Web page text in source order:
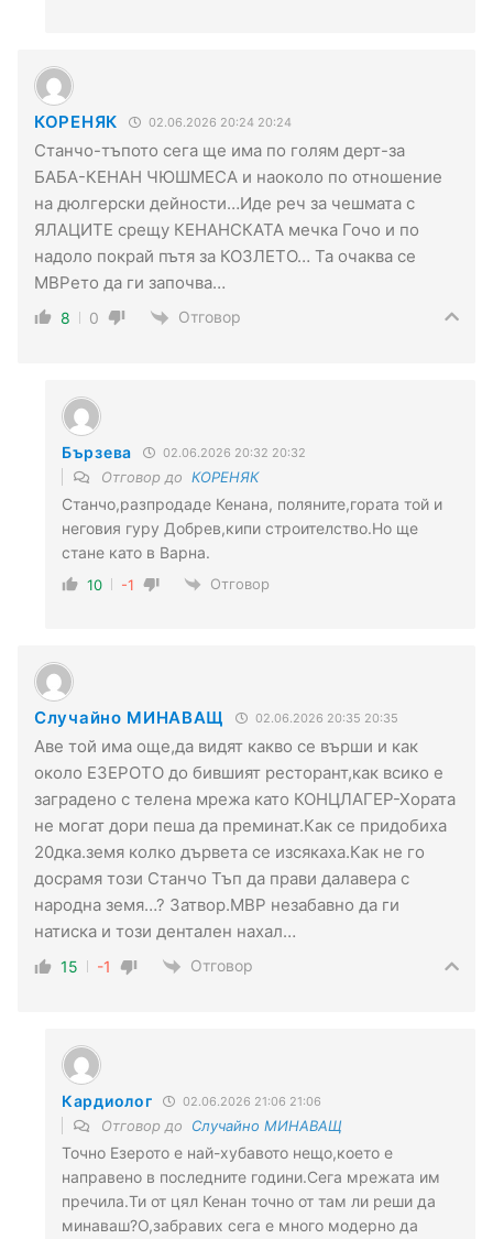
КОРЕНЯК 02.06.2026 20:24 20:24
Станчо-тъпото сега ще има по голям дерт-за
БАБА-КЕНАН ЧЮШМЕСА и наоколо по отношение
на дюлгерски дейности…Иде реч за чешмата с
ЯЛАЦИТЕ срещу КЕНАНСКАТА мечка Гочо и по
надоло покрай пътя за КОЗЛЕТО… Та очаква се
МВРето да ги започва…
8 0 Отговор
Бързева 02.06.2026 20:32 20:32
Отговор до КОРЕНЯК
Станчо,разпродаде Кенана, поляните,гората той и
неговия гуру Добрев,кипи строителство.Но ще
стане като в Варна.
10 -1 Отговор
Случайно МИНАВАЩ 02.06.2026 20:35 20:35
Аве той има още,да видят какво се върши и как
около ЕЗЕРОТО до бившият ресторант,как всико е
заградено с телена мрежа като КОНЦЛАГЕР-Хората
не могат дори пеша да преминат.Как се придобиха
20дка.земя колко дървета се изсякаха.Как не го
досрамя този Станчо Тъп да прави далавера с
народна земя…? Затвор.МВР незабавно да ги
натиска и този дентален нахал…
15 -1 Отговор
Кардиолог 02.06.2026 21:06 21:06
Отговор до Случайно МИНАВАЩ
Точно Езерото е най-хубавото нещо,което е
направено в последните години.Сега мрежата им
пречила.Ти от цял Кенан точно от там ли реши да
минаваш?О,забравих сега е много модерно да